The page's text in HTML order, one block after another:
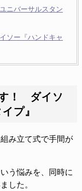
ニバーサルスタン
ソー『ハンドキャ
！ ダイソ
プ』
み立て式で手間が
う悩みを、同時に
した。